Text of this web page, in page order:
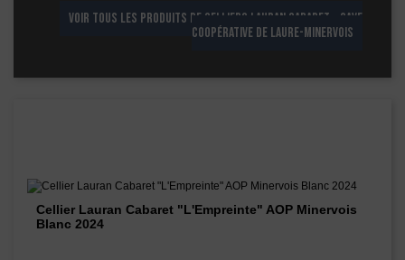
VOIR TOUS LES PRODUITS DE CELLIERS LAURAN CABARET - CAVE
COOPÉRATIVE DE LAURE-MINERVOIS
Cellier Lauran Cabaret "L'Empreinte" AOP Minervois
Blanc 2024